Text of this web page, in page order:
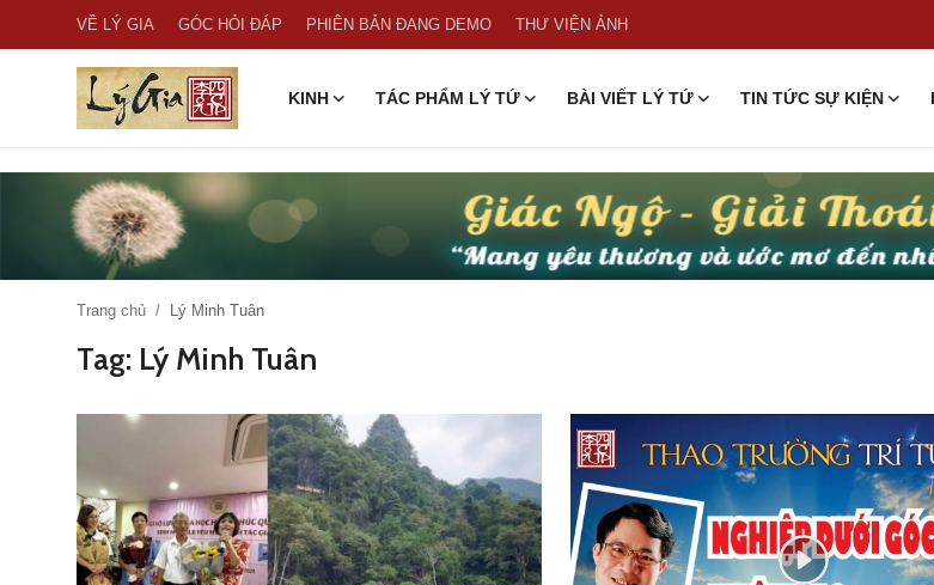
VỀ LÝ GIA GÓC HỎI ĐÁP PHIÊN BẢN ĐANG DEMO THƯ VIỆN ẢNH
KINH TÁC PHẨM LÝ TỨ BÀI VIẾT LÝ TỨ TIN TỨC SỰ KIỆN
GÓC HỎI ĐÁP
PHIÊN BẢN ĐANG DEMO
THƯ VIỆN ẢNH
TÁC PHẨM LÝ TỨ
TIN TỨC SỰ KIỆN
LÝ TỨ HỎI ĐÁP
Trang chủ Lý Minh Tuân
Tag: Lý Minh Tuân